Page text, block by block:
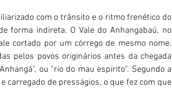
com o trânsito e o ritmo frenético do
forma indireta. O Vale do Anhangabaú, no
cortado por um córrego de mesmo nome.
pelos povos originários antes da chegada
ou "rio do mau espírito". Segundo a
carregado de presságios, o que fez com que